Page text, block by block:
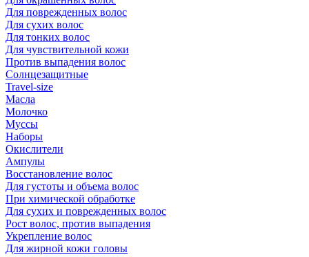
Для поврежденных волос
Для сухих волос
Для тонких волос
Для чувствительной кожи
Против выпадения волос
Солнцезащитные
Travel-size
Масла
Молочко
Муссы
Наборы
Окислители
Ампулы
Восстановление волос
Для густоты и объема волос
При химической обработке
Для сухих и поврежденных волос
Рост волос, против выпадения
Укрепление волос
Для жирной кожи головы